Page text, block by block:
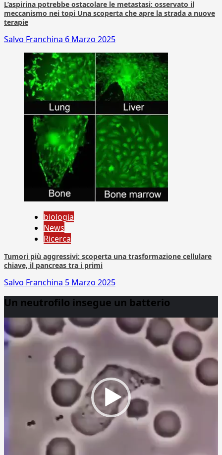
L’aspirina potrebbe ostacolare le metastasi: osservato il
meccanismo nei topi Una scoperta che apre la strada a nuove
terapie
Salvo Franchina 6 Marzo 2025
biologia
News
Ricerca
Tumori più aggressivi: scoperta una trasformazione cellulare
chiave, il pancreas tra i primi
Salvo Franchina 5 Marzo 2025
Un neutrofilo insegue un batterio
Player